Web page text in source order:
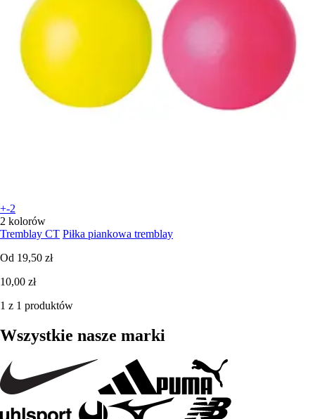
+-2
2 kolorów
Tremblay CT Piłka piankowa tremblay
Od 19,50 zł
10,00 zł
1 z 1 produktów
Wszystkie nasze marki